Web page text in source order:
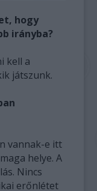
hogy
irányba?
kell a
játszunk.
vannak-e itt
helye. A
Nincs
erőnlétet